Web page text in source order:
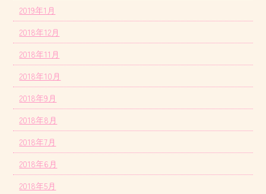
2019年1月
2018年12月
2018年11月
2018年10月
2018年9月
2018年8月
2018年7月
2018年6月
2018年5月